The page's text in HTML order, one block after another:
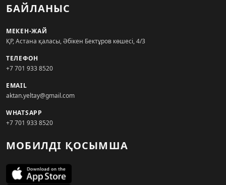
БАЙЛАНЫС
МЕКЕН-ЖАЙ
ҚР, Астана қаласы, Әбікен Бектұров көшесі, 4/3
ТЕЛЕФОН
+7 701 933 8520
EMAIL
aktan.yeltay@gmail.com
WHATSAPP
+7 701 933 8520
МОБИЛДІ ҚОСЫМША